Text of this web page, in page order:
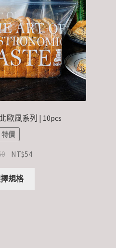
歐風系列 | 10pcs
特價
NT$54
規格